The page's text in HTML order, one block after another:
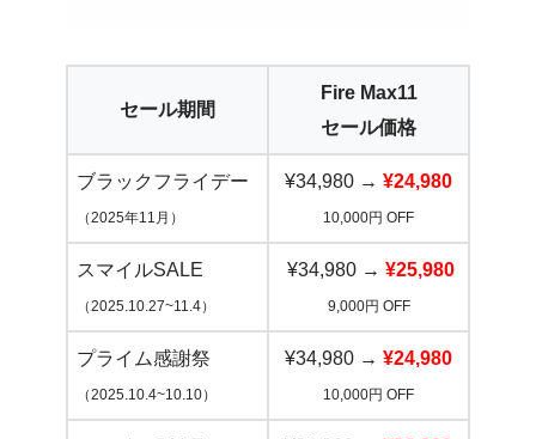
セール期間
Fire Max11
セール価格
ブラックフライデー
（2025年11月）
¥34,980 → ¥24,980
10,000円 OFF
スマイルSALE
（2025.10.27~11.4）
¥34,980 → ¥25,980
9,000円 OFF
プライム感謝祭
（2025.10.4~10.10）
¥34,980 → ¥24,980
10,000円 OFF